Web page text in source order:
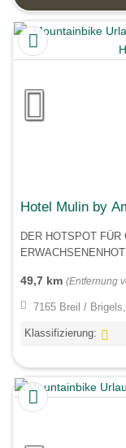
Hotel Mulin by
DER HOTSPOT
49,7 km (Entfernung
7165 Breil /
Klassifizierung: